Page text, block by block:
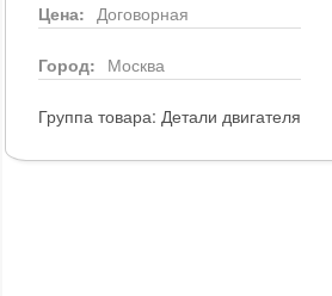
Цена: Договорная
Город: Москва
Группа товара: Детали двигателя